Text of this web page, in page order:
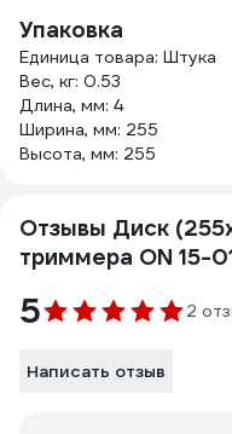
Упаковка
Единица товара: Штука
Вес, кг: 0.53
Длина, мм: 4
Ширина, мм: 255
Высота, мм: 255
Отзывы Диск
триммера ON 15-
5 2
Написать отзыв